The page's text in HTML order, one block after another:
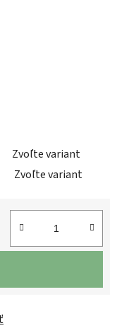
Zvoľte variant
Zvoľte variant